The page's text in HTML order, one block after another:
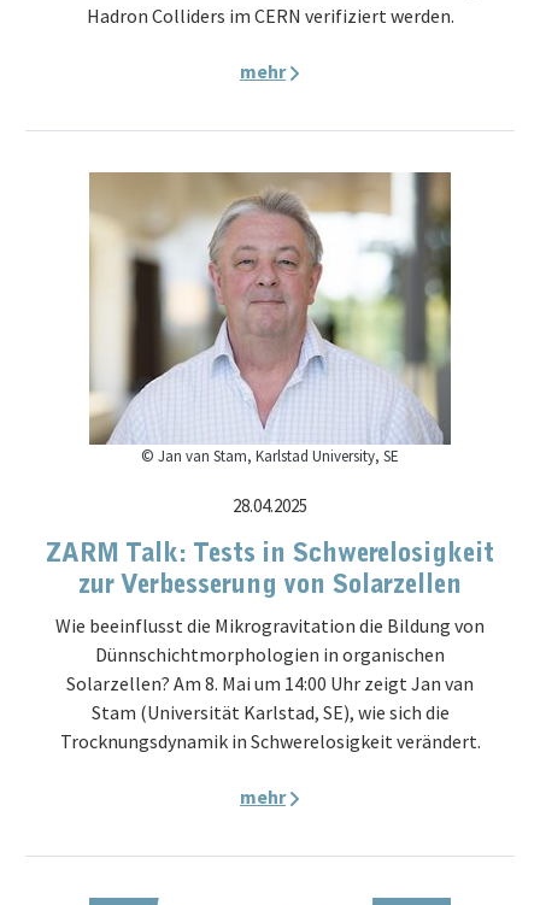
Hadron Colliders im CERN verifiziert werden.
mehr
© Jan van Stam, Karlstad University, SE
28.04.2025
ZARM Talk: Tests in Schwerelosigkeit
zur Verbesserung von Solarzellen
Wie beeinflusst die Mikrogravitation die Bildung von
Dünnschichtmorphologien in organischen
Solarzellen? Am 8. Mai um 14:00 Uhr zeigt Jan van
Stam (Universität Karlstad, SE), wie sich die
Trocknungsdynamik in Schwerelosigkeit verändert.
mehr